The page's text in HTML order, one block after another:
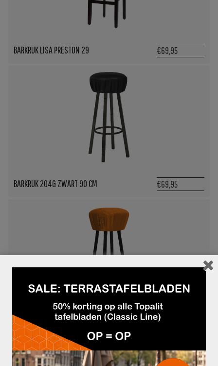
BARKRUK LISA PRESTON 29 €69,95
BARKRUK 204G ZWART 90 CM €69,95
BARKRUK VEGAS DIVA PLAIN 07 €69,95